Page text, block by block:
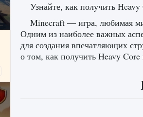
Узнайте, как получить
Minecraft — игра, любимая
Одним из наиболее важных
для создания впечатляющих
о том, как получить Heavy